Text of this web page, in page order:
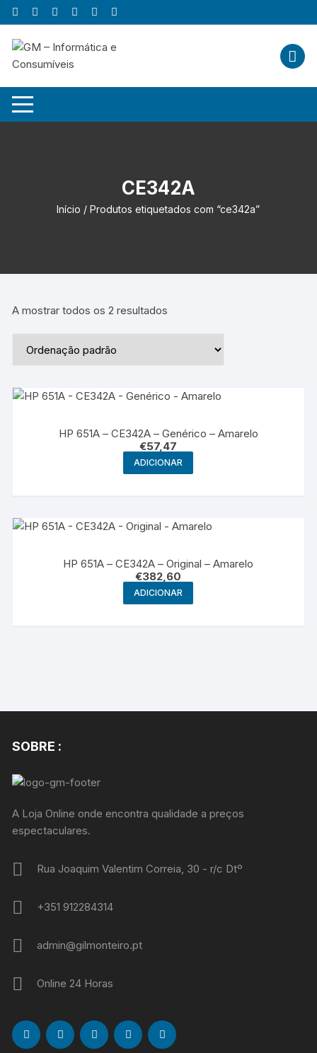
Skip
to
content
CE342A
Início / Produtos etiquetados com “ce342a”
A mostrar todos os 2 resultados
HP 651A – CE342A – Genérico – Amarelo
€57,47
ADICIONAR
HP 651A – CE342A – Original – Amarelo
€382,60
ADICIONAR
SOBRE :
A Loja Online onde encontra qualidade a preços
espectaculares.
Rua Joaquim Valentim Correia, 30 - r/c Dtº
+351 912284314
admin@gilmonteiro.pt
Online 24 Horas